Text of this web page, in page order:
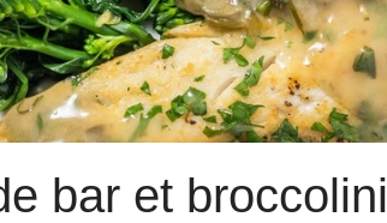
bar et broccolini